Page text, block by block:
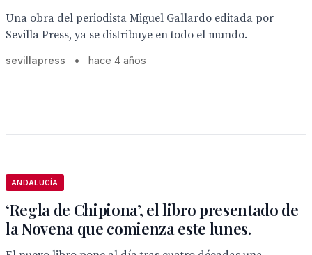
Una obra del periodista Miguel Gallardo editada por
Sevilla Press, ya se distribuye en todo el mundo.
sevillapress • hace 4 años
ANDALUCÍA
‘Regla de Chipiona’, el libro presentado de
la Novena que comienza este lunes.